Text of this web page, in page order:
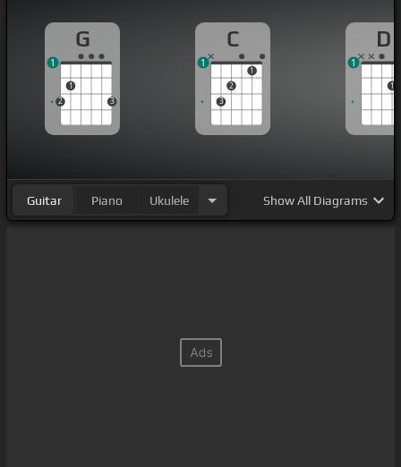
G
2
1
3
1
C
3
2
1
1
D
1
1
Guitar Piano Ukulele ShowAll Diagrams